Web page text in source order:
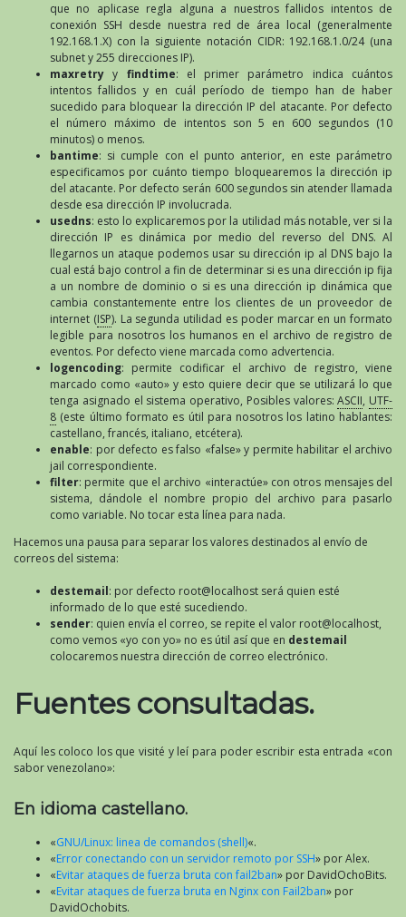
que no aplicase regla alguna a nuestros fallidos intentos de
conexión SSH desde nuestra red de área local (generalmente
192.168.1.X) con la siguiente notación CIDR: 192.168.1.0/24 (una
subnet y 255 direcciones IP).
maxretry y findtime: el primer parámetro indica cuántos
intentos fallidos y en cuál período de tiempo han de haber
sucedido para bloquear la dirección IP del atacante. Por defecto
el número máximo de intentos son 5 en 600 segundos (10
minutos) o menos.
bantime: si cumple con el punto anterior, en este parámetro
especificamos por cuánto tiempo bloquearemos la dirección ip
del atacante. Por defecto serán 600 segundos sin atender llamada
desde esa dirección IP involucrada.
usedns: esto lo explicaremos por la utilidad más notable, ver si la
dirección IP es dinámica por medio del reverso del DNS. Al
llegarnos un ataque podemos usar su dirección ip al DNS bajo la
cual está bajo control a fin de determinar si es una dirección ip fija
a un nombre de dominio o si es una dirección ip dinámica que
cambia constantemente entre los clientes de un proveedor de
internet (ISP). La segunda utilidad es poder marcar en un formato
legible para nosotros los humanos en el archivo de registro de
eventos. Por defecto viene marcada como advertencia.
logencoding: permite codificar el archivo de registro, viene
marcado como «auto» y esto quiere decir que se utilizará lo que
tenga asignado el sistema operativo, Posibles valores:ASCII, UTF-
8 (este último formato es útil para nosotros los latino hablantes:
castellano, francés, italiano, etcétera).
enable: por defecto es falso «false» y permite habilitar el archivo
jail correspondiente.
filter: permite que el archivo «interactúe» con otros mensajes del
sistema, dándole el nombre propio del archivo para pasarlo
como variable. No tocar esta línea para nada.
Hacemos una pausa para separar los valores destinados al envío de
correos del sistema:
destemail: por defecto root@localhost será quien esté
informado de lo que esté sucediendo.
sender: quien envía el correo, se repite el valor root@localhost,
como vemos «yo con yo» no es útil así que en destemail
colocaremos nuestra dirección de correo electrónico.
Fuentes consultadas.
Aquí les coloco los que visité y leí para poder escribir esta entrada «con
sabor venezolano»:
En idioma castellano.
«GNU/Linux: linea de comandos (shell)«.
«Error conectando con un servidor remoto por SSH» por Alex.
«Evitar ataques de fuerza bruta con fail2ban» por DavidOchoBits.
«Evitar ataques de fuerza bruta en Nginx con Fail2ban» por
DavidOchobits.